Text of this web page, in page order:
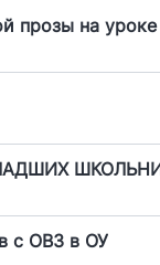
прозы на
с ОВЗ в ОУ